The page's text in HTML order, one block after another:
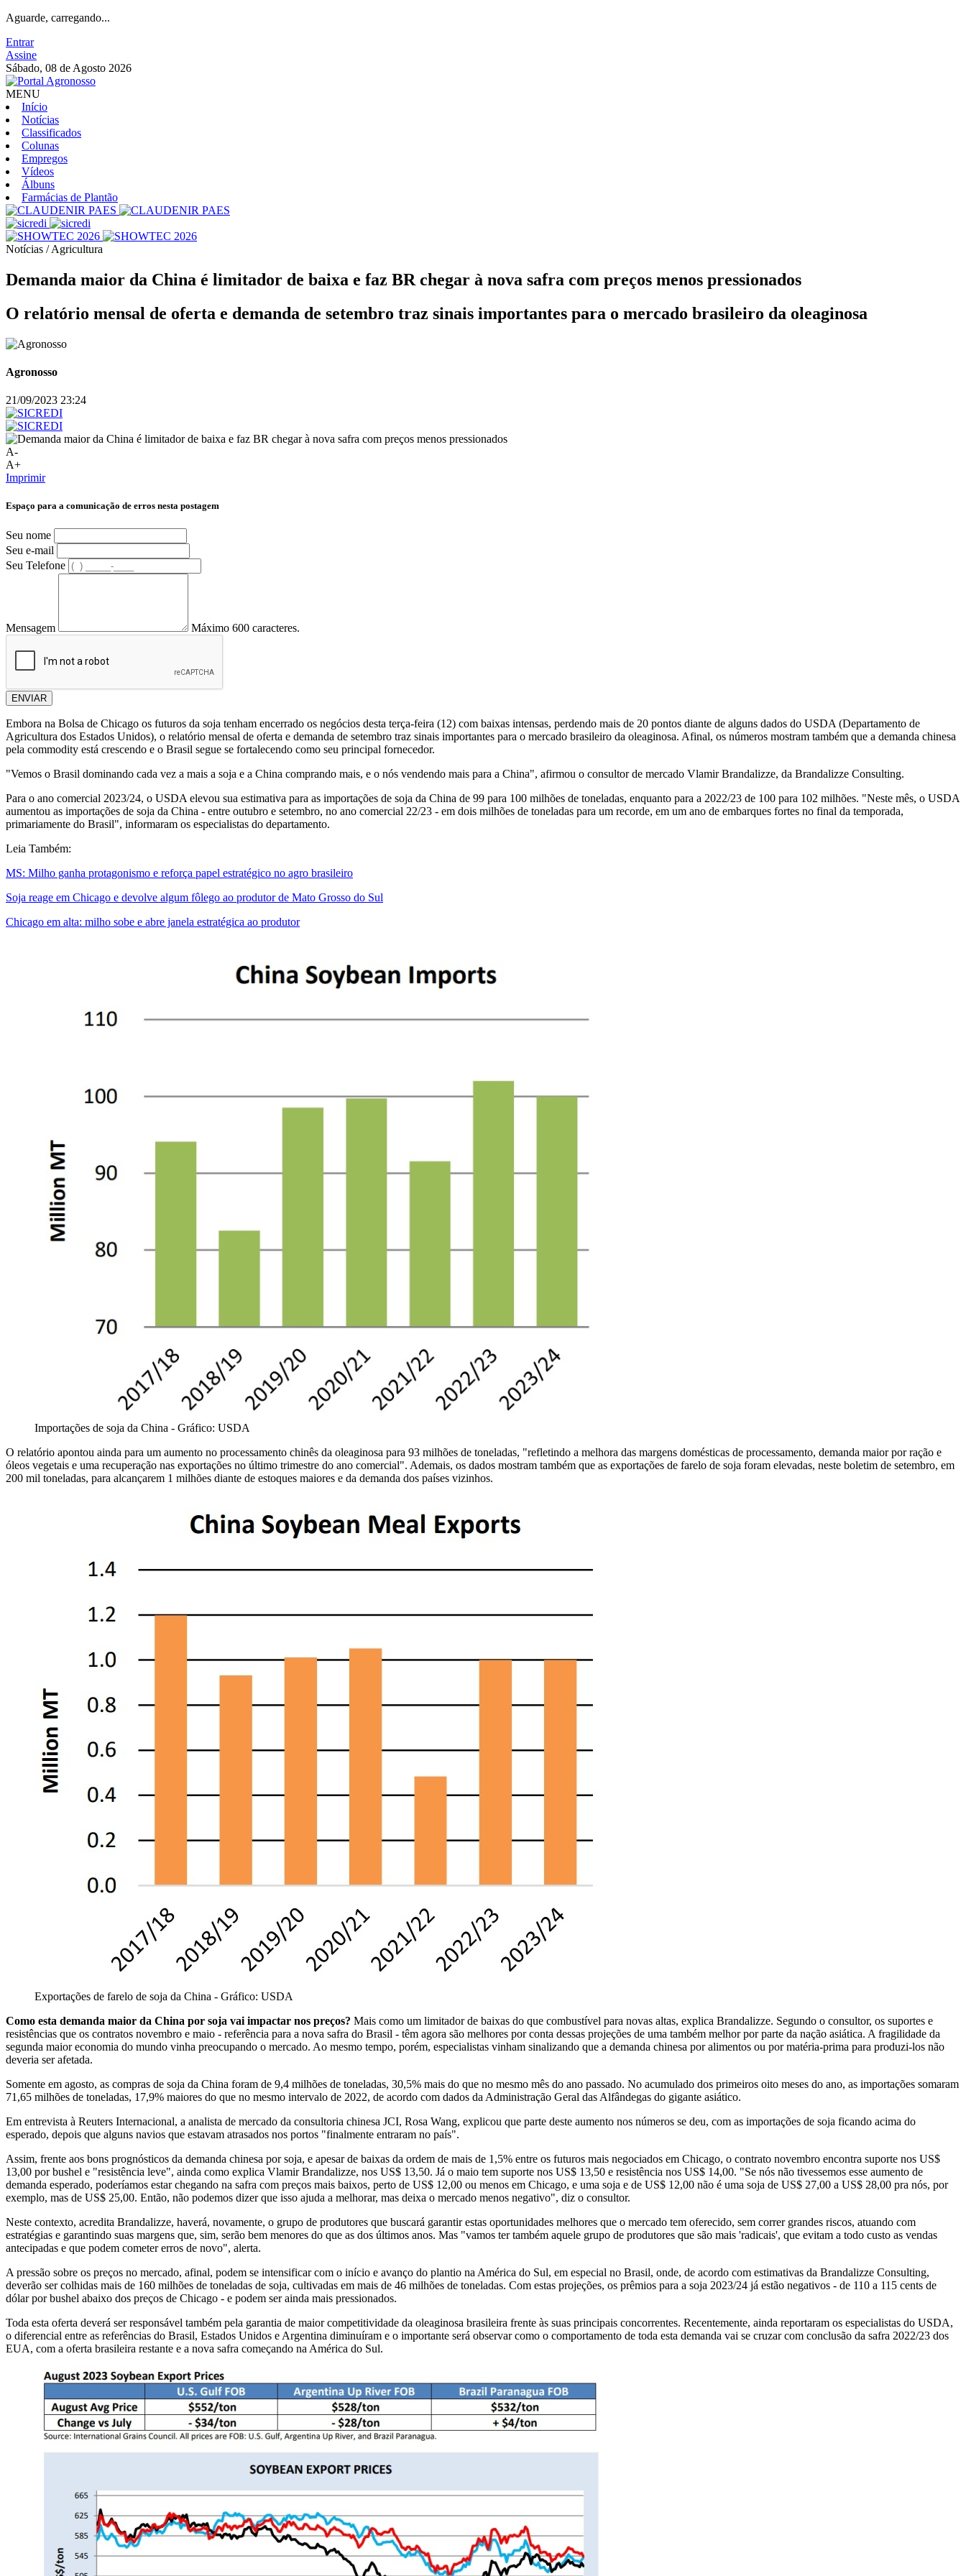
Aguarde, carregando...
Entrar
Assine
Sábado, 08 de Agosto 2026
MENU
Início
Notícias
Classificados
Colunas
Empregos
Vídeos
Álbuns
Farmácias de Plantão
Notícias / Agricultura
Demanda maior da China é limitador de baixa e faz BR chegar à nova safra com preços menos pressionados
O relatório mensal de oferta e demanda de setembro traz sinais importantes para o mercado brasileiro da oleaginosa
Agronosso
21/09/2023 23:24
A-
A+
Imprimir
Espaço para a comunicação de erros nesta postagem
Seu nome
Seu e-mail
Seu Telefone
Mensagem Máximo 600 caracteres.
ENVIAR
Embora na Bolsa de Chicago os futuros da soja tenham encerrado os negócios desta terça-feira (12) com baixas intensas, perdendo mais de 20 pontos diante de alguns dados do USDA (Departamento de
Agricultura dos Estados Unidos), o relatório mensal de oferta e demanda de setembro traz sinais importantes para o mercado brasileiro da oleaginosa. Afinal, os números mostram também que a demanda chinesa
pela commodity está crescendo e o Brasil segue se fortalecendo como seu principal fornecedor.
"Vemos o Brasil dominando cada vez a mais a soja e a China comprando mais, e o nós vendendo mais para a China", afirmou o consultor de mercado Vlamir Brandalizze, da Brandalizze Consulting.
Para o ano comercial 2023/24, o USDA elevou sua estimativa para as importações de soja da China de 99 para 100 milhões de toneladas, enquanto para a 2022/23 de 100 para 102 milhões. "Neste mês, o USDA
aumentou as importações de soja da China - entre outubro e setembro, no ano comercial 22/23 - em dois milhões de toneladas para um recorde, em um ano de embarques fortes no final da temporada,
primariamente do Brasil", informaram os especialistas do departamento.
Leia Também:
MS: Milho ganha protagonismo e reforça papel estratégico no agro brasileiro
Soja reage em Chicago e devolve algum fôlego ao produtor de Mato Grosso do Sul
Chicago em alta: milho sobe e abre janela estratégica ao produtor
Importações de soja da China - Gráfico: USDA
O relatório apontou ainda para um aumento no processamento chinês da oleaginosa para 93 milhões de toneladas, "refletindo a melhora das margens domésticas de processamento, demanda maior por ração e
óleos vegetais e uma recuperação nas exportações no último trimestre do ano comercial". Ademais, os dados mostram também que as exportações de farelo de soja foram elevadas, neste boletim de setembro, em
200 mil toneladas, para alcançarem 1 milhões diante de estoques maiores e da demanda dos países vizinhos.
Exportações de farelo de soja da China - Gráfico: USDA
Como esta demanda maior da China por soja vai impactar nos preços? Mais como um limitador de baixas do que combustível para novas altas, explica Brandalizze. Segundo o consultor, os suportes e
resistências que os contratos novembro e maio - referência para a nova safra do Brasil - têm agora são melhores por conta dessas projeções de uma também melhor por parte da nação asiática. A fragilidade da
segunda maior economia do mundo vinha preocupando o mercado. Ao mesmo tempo, porém, especialistas vinham sinalizando que a demanda chinesa por alimentos ou por matéria-prima para produzi-los não
deveria ser afetada.
Somente em agosto, as compras de soja da China foram de 9,4 milhões de toneladas, 30,5% mais do que no mesmo mês do ano passado. No acumulado dos primeiros oito meses do ano, as importações somaram
71,65 milhões de toneladas, 17,9% maiores do que no mesmo intervalo de 2022, de acordo com dados da Administração Geral das Alfândegas do gigante asiático.
Em entrevista à Reuters Internacional, a analista de mercado da consultoria chinesa JCI, Rosa Wang, explicou que parte deste aumento nos números se deu, com as importações de soja ficando acima do
esperado, depois que alguns navios que estavam atrasados nos portos "finalmente entraram no país".
Assim, frente aos bons prognósticos da demanda chinesa por soja, e apesar de baixas da ordem de mais de 1,5% entre os futuros mais negociados em Chicago, o contrato novembro encontra suporte nos US$
13,00 por bushel e "resistência leve", ainda como explica Vlamir Brandalizze, nos US$ 13,50. Já o maio tem suporte nos US$ 13,50 e resistência nos US$ 14,00. "Se nós não tivessemos esse aumento de
demanda esperado, poderíamos estar chegando na safra com preços mais baixos, perto de US$ 12,00 ou menos em Chicago, e uma soja e de US$ 12,00 não é uma soja de US$ 27,00 a US$ 28,00 pra nós, por
exemplo, mas de US$ 25,00. Então, não podemos dizer que isso ajuda a melhorar, mas deixa o mercado menos negativo", diz o consultor.
Neste contexto, acredita Brandalizze, haverá, novamente, o grupo de produtores que buscará garantir estas oportunidades melhores que o mercado tem oferecido, sem correr grandes riscos, atuando com
estratégias e garantindo suas margens que, sim, serão bem menores do que as dos últimos anos. Mas "vamos ter também aquele grupo de produtores que são mais 'radicais', que evitam a todo custo as vendas
antecipadas e que podem cometer erros de novo", alerta.
A pressão sobre os preços no mercado, afinal, podem se intensificar com o início e avanço do plantio na América do Sul, em especial no Brasil, onde, de acordo com estimativas da Brandalizze Consulting,
deverão ser colhidas mais de 160 milhões de toneladas de soja, cultivadas em mais de 46 milhões de toneladas. Com estas projeções, os prêmios para a soja 2023/24 já estão negativos - de 110 a 115 cents de
dólar por bushel abaixo dos preços de Chicago - e podem ser ainda mais pressionados.
Toda esta oferta deverá ser responsável também pela garantia de maior competitividade da oleaginosa brasileira frente às suas principais concorrentes. Recentemente, ainda reportaram os especialistas do USDA,
o diferencial entre as referências do Brasil, Estados Unidos e Argentina diminuíram e o importante será observar como o comportamento de toda esta demanda vai se cruzar com conclusão da safra 2022/23 dos
EUA, com a oferta brasileira restante e a nova safra começando na América do Sul.